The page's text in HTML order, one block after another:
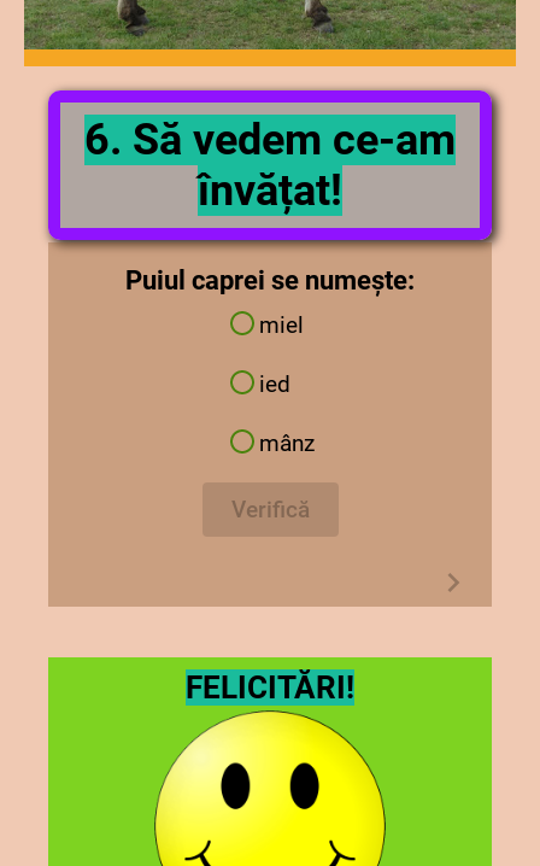
6. Să vedem ce-am
învățat!
Puiul caprei se numește:
miel
ied
mânz
Verifică
FELICITĂRI!